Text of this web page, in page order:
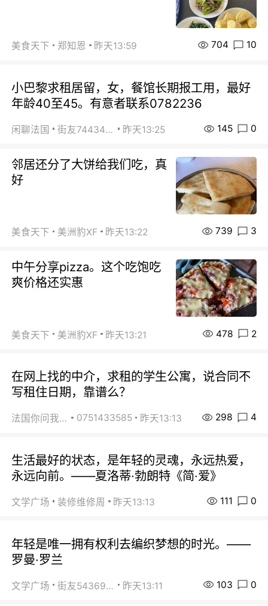
美食天下 郑知恩 昨天13:59 704 10
小巴黎求租居留，女，餐馆长期报工用，最好
年龄40至45。有意者联系0782236
闲聊法国 街友74434350 昨天13:25 145 0
邻居还分了大饼给我们吃，真
好
美食天下 美洲豹XF 昨天13:22 739 3
中午分享pizza。这个吃饱吃
爽价格还实惠
美食天下 美洲豹XF 昨天13:21 478 2
在网上找的中介，求租的学生公寓，说合同不
写租住日期，靠谱么？
法国你问我答 0751433585 昨天13:13 298 4
生活最好的状态，是年轻的灵魂，永远热爱，
永远向前。——夏洛蒂·勃朗特《简·爱》
文学广场 装修维修周 昨天13:13 111 0
年轻是唯一拥有权利去编织梦想的时光。——
罗曼·罗兰
文学广场 街友54369822 昨天13:11 103 0